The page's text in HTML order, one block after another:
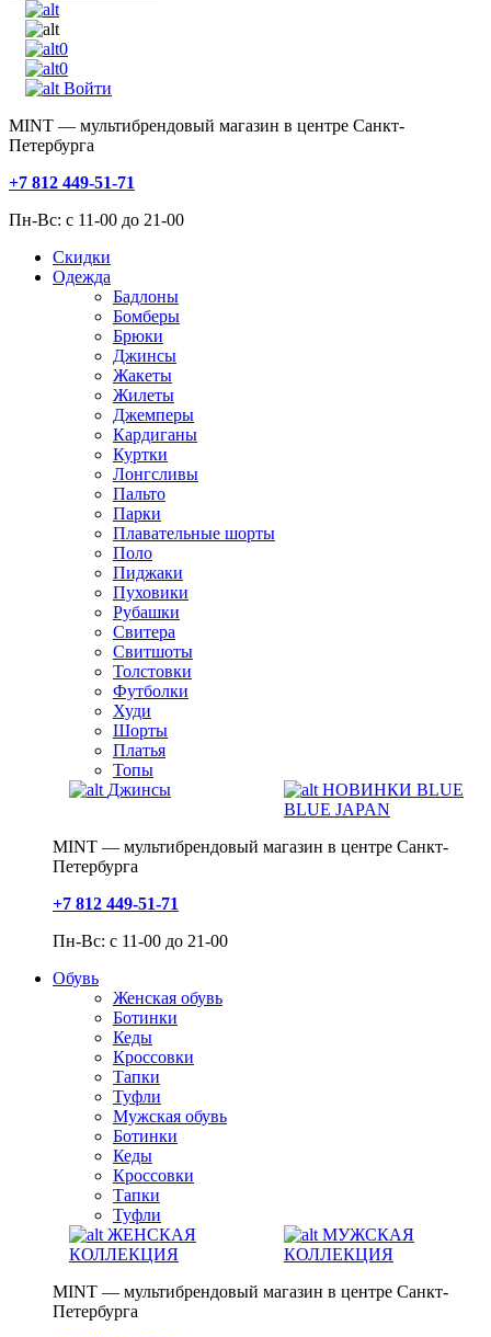
0
0
Войти
MINT — мультибрендовый магазин в центре Санкт-
Петербурга
+7 812 449-51-71
Пн-Вс: с 11-00 до 21-00
Скидки
Одежда
Бадлоны
Бомберы
Брюки
Джинсы
Жакеты
Жилеты
Джемперы
Кардиганы
Куртки
Лонгсливы
Пальто
Парки
Плавательные шорты
Поло
Пиджаки
Пуховики
Рубашки
Свитера
Свитшоты
Толстовки
Футболки
Худи
Шорты
Платья
Топы
Джинсы
НОВИНКИ BLUE
BLUE JAPAN
MINT — мультибрендовый магазин в центре Санкт-
Петербурга
+7 812 449-51-71
Пн-Вс: с 11-00 до 21-00
Обувь
Женская обувь
Ботинки
Кеды
Кроссовки
Тапки
Туфли
Мужская обувь
Ботинки
Кеды
Кроссовки
Тапки
Туфли
ЖЕНСКАЯ
КОЛЛЕКЦИЯ
МУЖСКАЯ
КОЛЛЕКЦИЯ
MINT — мультибрендовый магазин в центре Санкт-
Петербурга